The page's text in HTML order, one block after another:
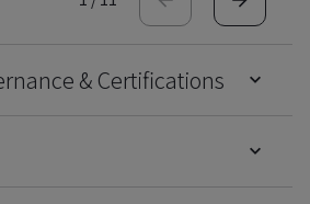
& Certifications